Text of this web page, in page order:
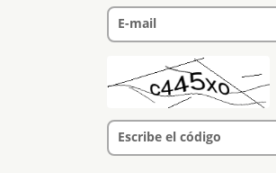
E-mail
Escribe el código